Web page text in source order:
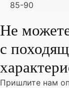
85-90
Не
с
Пришлите нам